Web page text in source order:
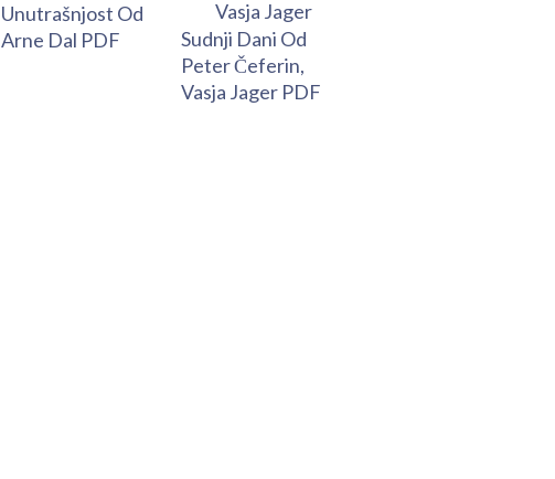
Unutrašnjost Od
Arne Dal PDF
Sudnji Dani Od
Peter Čeferin,
Vasja Jager PDF